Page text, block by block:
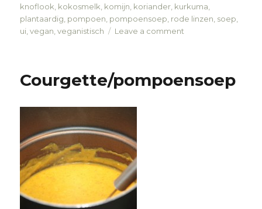
knoflook kokosmelk komijn koriander kurkuma
plantaardig pompoen pompoensoep rode linzen soep
ui ,vegan ,veganistisch Leave a comment
Courgette/pompoensoep